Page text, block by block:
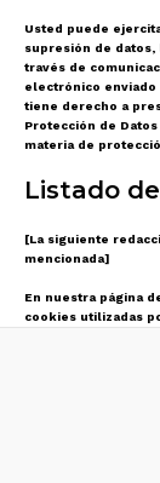
Usted puede
supresión de
través de
electrónico enviado
tiene derecho a
Protección de
materia de
Listado
[La siguiente
mencionada]
En nuestra página
cookies utilizadas